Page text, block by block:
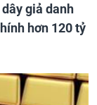
giả danh
hơn 120 tỷ